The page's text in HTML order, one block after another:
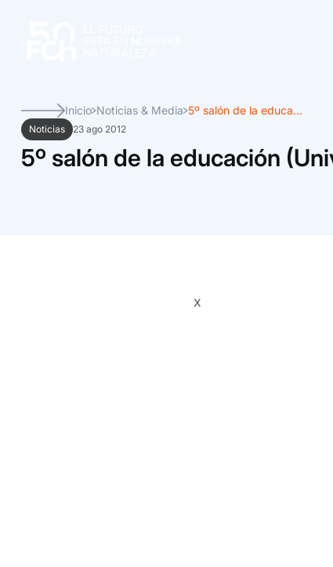
Inicio Noticias & Media 5º salón de la educa...
Noticias 23 ago 2012
5º salón de la educación
x